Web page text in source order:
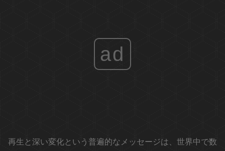
ad
再生と深い変化という普遍的なメッセージは、世界中で数